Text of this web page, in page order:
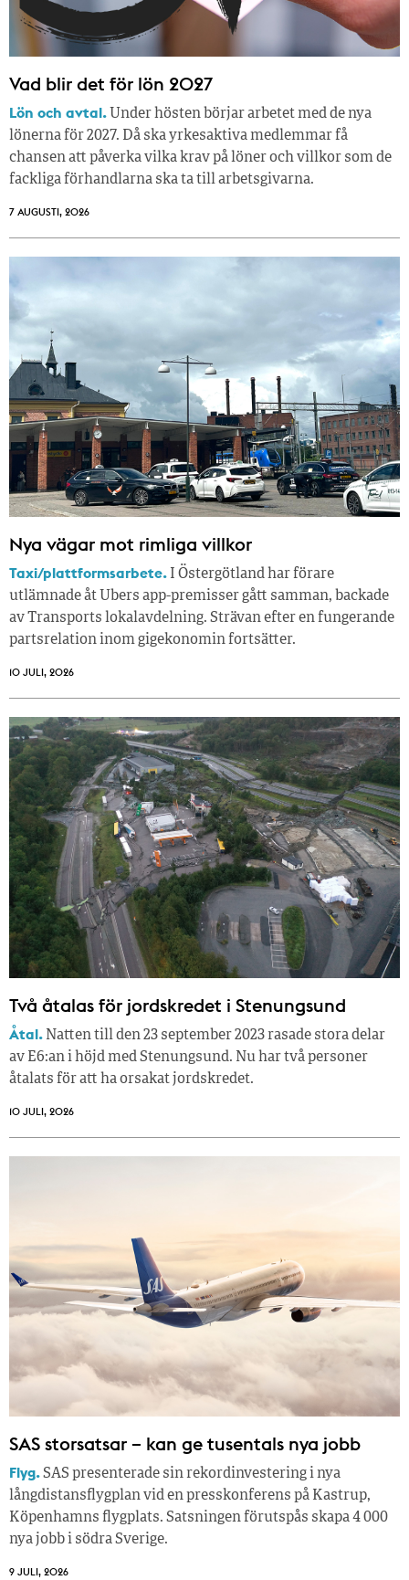
Vad blir det för lön 2027
Lön och avtal. Under hösten börjar arbetet med de nya
lönerna för 2027. Då ska yrkesaktiva medlemmar få
chansen att påverka vilka krav på löner och villkor som de
fackliga förhandlarna ska ta till arbetsgivarna.
7 AUGUSTI, 2026
Nya vägar mot rimliga villkor
Taxi/plattformsarbete. I Östergötland har förare
utlämnade åt Ubers app-premisser gått samman, backade
av Transports lokalavdelning. Strävan efter en fungerande
partsrelation inom gigekonomin fortsätter.
10 JULI, 2026
Två åtalas för jordskredet i Stenungsund
Åtal. Natten till den 23 september 2023 rasade stora delar
av E6:an i höjd med Stenungsund. Nu har två personer
åtalats för att ha orsakat jordskredet.
10 JULI, 2026
SAS storsatsar – kan ge tusentals nya jobb
Flyg.SAS presenterade sin rekordinvestering i nya
långdistansflygplan vid en presskonferens på Kastrup,
Köpenhamns flygplats. Satsningen förutspås skapa 4 000
nya jobb i södra Sverige.
9 JULI, 2026